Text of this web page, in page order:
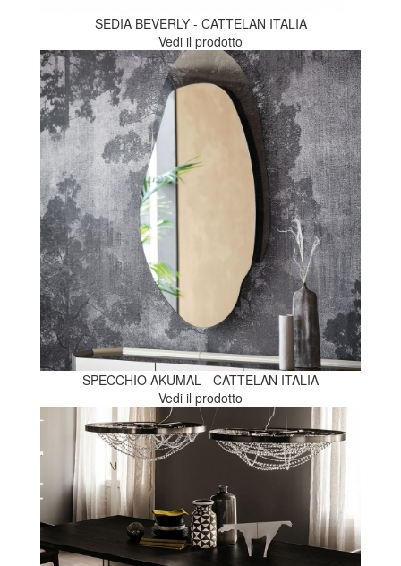
SEDIA BEVERLY - CATTELAN ITALIA
Vedi il prodotto
SPECCHIO AKUMAL - CATTELAN ITALIA
Vedi il prodotto